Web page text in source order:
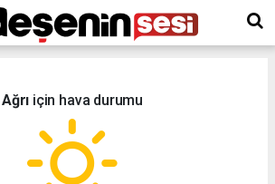
Ağrı için hava durumu